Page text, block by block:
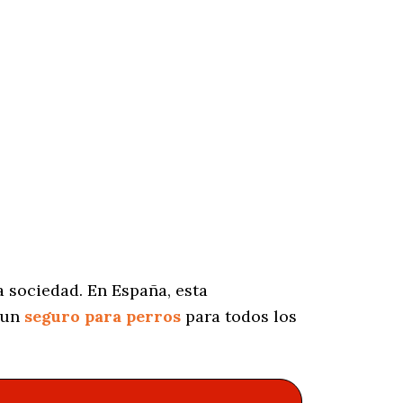
En España, esta
seguro para perros para todos los